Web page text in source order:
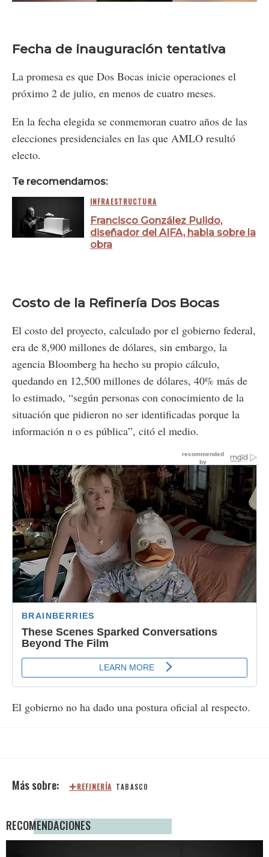
Fecha de inauguración tentativa
La promesa es que Dos Bocas inicie operaciones el
próximo 2 de julio, en menos de cuatro meses.
En la fecha elegida se conmemoran cuatro años de las
elecciones presidenciales en las que AMLO resultó
electo.
Te recomendamos:
INFRAESTRUCTURA
Francisco González Pulido,
diseñador del AIFA, habla sobre la
obra
Costo de la Refinería Dos Bocas
El costo del proyecto, calculado por el gobierno federal,
era de 8,900 millones de dólares, sin embargo, la
agencia Bloomberg ha hecho su propio cálculo,
quedando en 12,500 millones de dólares, 40% más de
lo estimado, “según personas con conocimiento de la
situación que pidieron no ser identificadas porque la
información n o es pública”, citó el medio.
El gobierno no ha dado una postura oficial al respecto.
REFINERÍA TABASCO
RECOMENDACIONES